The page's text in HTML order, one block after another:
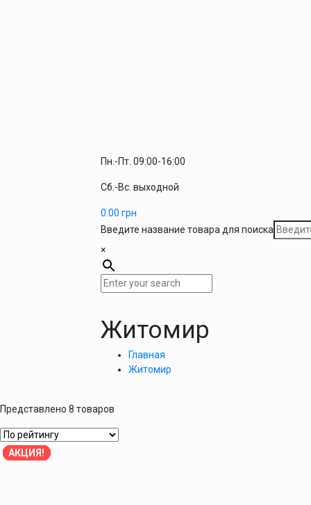
Пн.-Пт. 09:00-16:00
Сб.-Вс. выходной
0.00 грн
Введите название товара для поиска
×
Житомир
Главная
Житомир
Представлено 8 товаров
АКЦИЯ!
АКЦИЯ!
АКЦИЯ!
АКЦИЯ!
АКЦИЯ!
АКЦИЯ!
АКЦИЯ!
АКЦИЯ!